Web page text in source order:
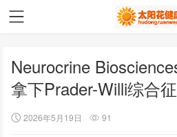
Neurocrine
拿下Prader-Willi综合
2026年5月19日 91